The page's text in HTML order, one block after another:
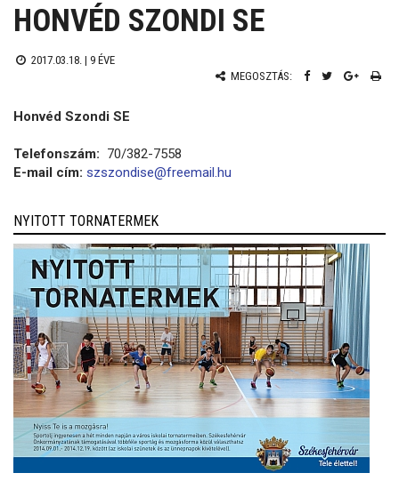
HONVÉD SZONDI SE
2017.03.18. | 9 ÉVE
MEGOSZTÁS:
Honvéd Szondi SE
Telefonszám: 70/382-7558
E-mail cím: szszondise@freemail.hu
NYITOTT TORNATERMEK